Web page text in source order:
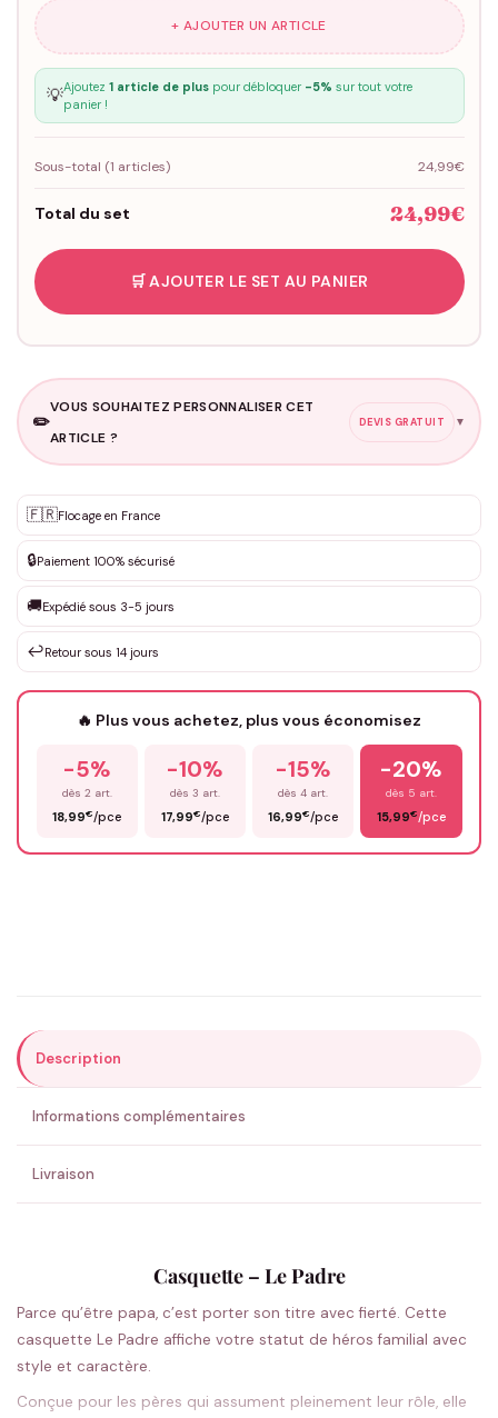
+ AJOUTER UN ARTICLE
💡Ajoutez 1 article de pluspour débloquer -5% sur tout votre
panier !
Sous-total (1 articles) 24,99€
Total du set 24,99€
🛒 AJOUTER LE SET AU PANIER
✏️
VOUS SOUHAITEZ PERSONNALISER CET
ARTICLE ?
DEVIS GRATUIT ▼
✨ Personnalisation sur mesure
DEVIS GRATUIT · Personnalisation de 3 à 10€ selon la demande
Que souhaitez-vous ?*
Votre texte / idée*
Prénom*
ENVOYER MA DEMANDE ✨
💚 Retour sous 24-48h🇫🇷 Flocage en France✅ Validation avant fabrication
🇫🇷Flocage en France
🔒Paiement 100% sécurisé
🚚Expédié sous 3-5 jours
↩️Retour sous 14 jours
🔥 Plus vous achetez, plus vous économisez
-5%
dès 2 art.
18,99€/pce
-10%
dès 3 art.
17,99€/pce
-15%
dès 4 art.
16,99€/pce
-20%
dès 5 art.
15,99€/pce
Description
Informations complémentaires
Livraison
Casquette – Le Padre
Parce qu’être papa, c’est porter son titre avec fierté. Cette
casquette Le Padre affiche votre statut de héros familial avec
style et caractère.
Conçue pour les pères qui assument pleinement leur rôle, elle